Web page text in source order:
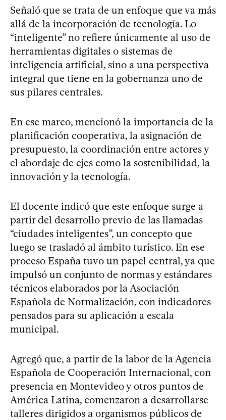
Señaló que se trata de un enfoque que va más
allá de la incorporación de tecnología. Lo
“inteligente” no refiere únicamente al uso de
herramientas digitales o sistemas de
inteligencia artificial, sino a una perspectiva
integral que tiene en la gobernanza uno de
sus pilares centrales.
En ese marco, mencionó la importancia de la
planificación cooperativa, la asignación de
presupuesto, la coordinación entre actores y
el abordaje de ejes como la sostenibilidad, la
innovación y la tecnología.
El docente indicó que este enfoque surge a
partir del desarrollo previo de las llamadas
“ciudades inteligentes”, un concepto que
luego se trasladó al ámbito turístico. En ese
proceso España tuvo un papel central, ya que
impulsó un conjunto de normas y estándares
técnicos elaborados por la Asociación
Española de Normalización, con indicadores
pensados para su aplicación a escala
municipal.
Agregó que, a partir de la labor de la Agencia
Española de Cooperación Internacional, con
presencia en Montevideo y otros puntos de
América Latina, comenzaron a desarrollarse
talleres dirigidos a organismos públicos de